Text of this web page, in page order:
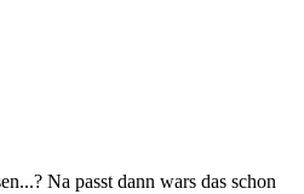
Na passt dann wars das schon